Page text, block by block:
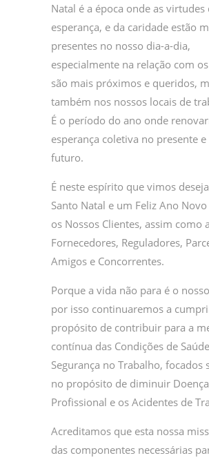
Natal é a época onde as virtudes
esperança, e da caridade estão
presentes no nosso dia-a-dia,
especialmente na relação com
são mais próximos e queridos,
também nos nossos locais de
É o período do ano onde
esperança coletiva no presente e
futuro.
É neste espírito que vimos
Santo Natal e um Feliz Ano
os Nossos Clientes, assim como
Fornecedores, Reguladores,
Amigos e Concorrentes.
Porque a vida não para é o
por isso continuaremos a
propósito de contribuir para a
contínua das Condições de
Segurança no Trabalho, focados
no propósito de diminuir Doença
Profissional e os Acidentes de
Acreditamos que esta nossa
das componentes necessárias